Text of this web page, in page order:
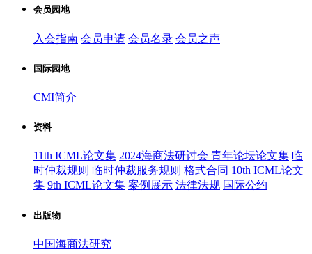
会员园地
入会指南 会员申请 会员名录 会员之声
国际园地
CMI简介
资料
11th ICML论文集 2024海商法研讨会 青年论坛论文集 临
时仲裁规则 临时仲裁服务规则 格式合同 10th ICML论文
集 9th ICML论文集 案例展示 法律法规 国际公约
出版物
中国海商法研究